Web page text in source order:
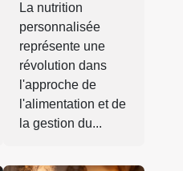
La nutrition
personnalisée
représente une
révolution dans
l'approche de
l'alimentation et de
la gestion du...